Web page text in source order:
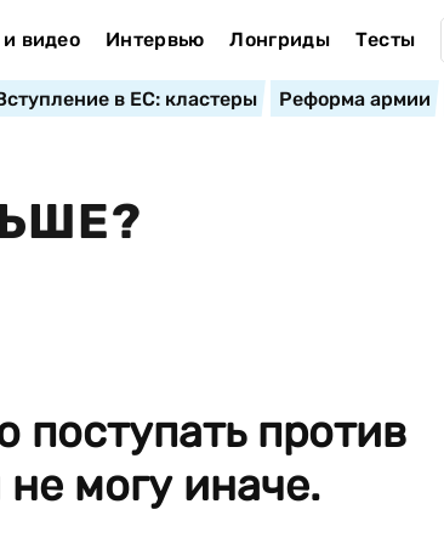
видео Интервью Лонгриды Тесты
в ЕС: кластеры Реформа армии
поступать против
могу иначе.